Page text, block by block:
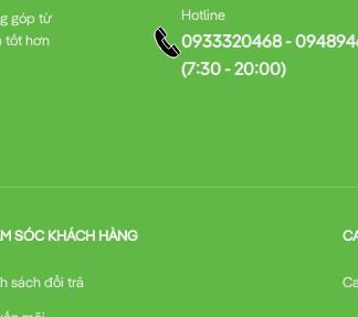
góp từ
tốt hơn
Hotline
0933320468 -
(7:30 - 20:00)
SÓC KHÁCH HÀNG
sách đổi trả